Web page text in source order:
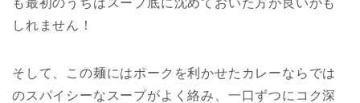
しれません！
そして、この麺にはポークを利かせたカレーならでは
のスパイシーなスープがよく絡み、一口ずつにコク深